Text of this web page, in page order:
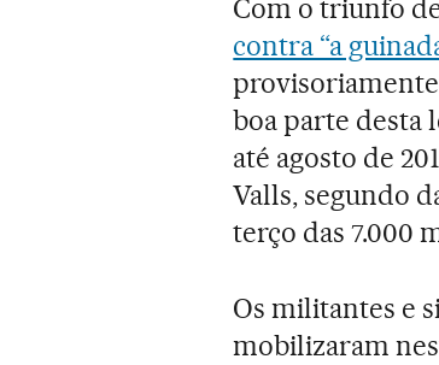
Com o triunfo
contra “a
boa parte desta
até agosto de
Valls, segundo
terço das 7.000
Os militantes e
mobilizaram